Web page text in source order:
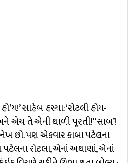
સાહેબ હસ્યા: ‘રોટલી હોય-
એય તે એની થાળી પૂરતી!’ ‘સાબ’!
છો. પણ એકવાર કાબા પટેલના
પટેલના રોટલા, એનાં અથાણાં, એનાં